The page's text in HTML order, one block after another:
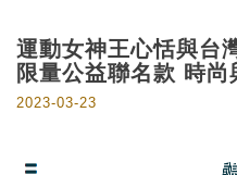
運動女神王心恬與台
限量公益聯名款 時
2023-03-23